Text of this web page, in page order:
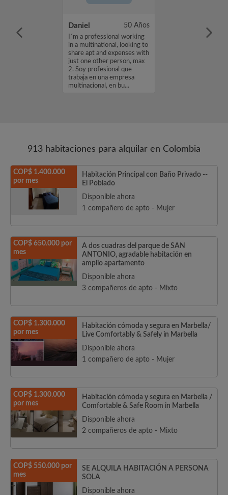
Daniel 50 Años
I´m a professional working
in a multinational, looking to
share apt and expenses with
just one other person, max
2. Soy profesional que
trabaja en una empresa
multinacional, en bu...
913 habitaciones para alquilar en Colombia
COP$ 1.400.000
por mes
Habitación Principal con Baño Privado --
El Poblado
Disponible ahora
1 compañero de apto - Mujer
COP$ 650.000 por
mes
A dos cuadras del parque de SAN
ANTONIO, agradable habitación en
amplio apartamento
Disponible ahora
3 compañeros de apto - Mixto
COP$ 1.300.000
por mes
Habitación cómoda y segura en Marbella/
Live Comfortably & Safely in Marbella
Disponible ahora
1 compañero de apto - Mujer
COP$ 1.300.000
por mes
Habitación cómoda y segura en Marbella /
Comfortable & Safe Room in Marbella
Disponible ahora
2 compañeros de apto - Mixto
COP$ 550.000 por
mes
SE ALQUILA HABITACIÓN A PERSONA
SOLA
Disponible ahora